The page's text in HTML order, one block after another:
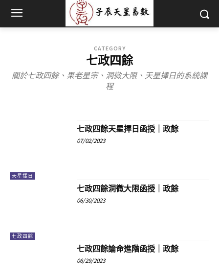
CATEGORY
七政四餘
關於七政四餘、果老星宗、洞微大限、天星擇日的系統課
程
天星擇日
七政四餘天星擇日函授｜政餘
07/02/2023
七政四餘
七政四餘洞微大限函授｜政餘
06/30/2023
七政四餘論命進階函授｜政餘
06/29/2023